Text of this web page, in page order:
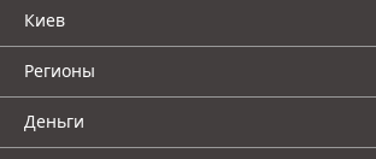
Киев
Регионы
Деньги